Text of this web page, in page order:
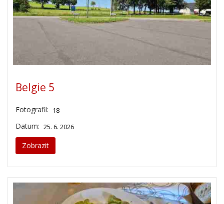
Belgie 5
Fotografií: 18
Datum: 25. 6. 2026
Zobrazit